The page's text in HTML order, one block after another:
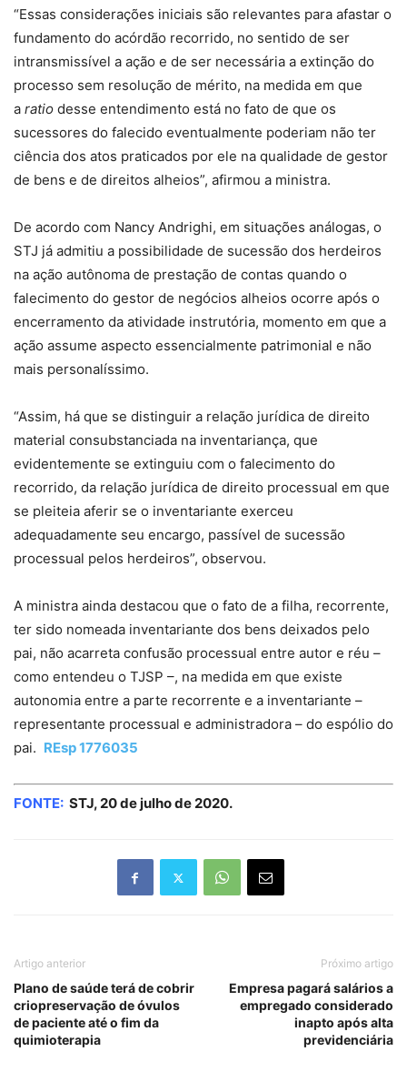
“Essas considerações iniciais são relevantes para afastar o
fundamento do acórdão recorrido, no sentido de ser
intransmissível a ação e de ser necessária a extinção do
processo sem resolução de mérito, na medida em que
a ratio desse entendimento está no fato de que os
sucessores do falecido eventualmente poderiam não ter
ciência dos atos praticados por ele na qualidade de gestor
de bens e de direitos alheios”, afirmou a ministra.
De acordo com Nancy Andrighi, em situações análogas, o
STJ já admitiu a possibilidade de sucessão dos herdeiros
na ação autônoma de prestação de contas quando o
falecimento do gestor de negócios alheios ocorre após o
encerramento da atividade instrutória, momento em que a
ação assume aspecto essencialmente patrimonial e não
mais personalíssimo.
“Assim, há que se distinguir a relação jurídica de direito
material consubstanciada na inventariança, que
evidentemente se extinguiu com o falecimento do
recorrido, da relação jurídica de direito processual em que
se pleiteia aferir se o inventariante exerceu
adequadamente seu encargo, passível de sucessão
processual pelos herdeiros”, observou.
A ministra ainda destacou que o fato de a filha, recorrente,
ter sido nomeada inventariante dos bens deixados pelo
pai, não acarreta confusão processual entre autor e réu –
como entendeu o TJSP –, na medida em que existe
autonomia entre a parte recorrente e a inventariante –
representante processual e administradora – do espólio do
pai. REsp 1776035
FONTE: STJ, 20 de julho de 2020.
Artigo anterior
Plano de saúde terá de cobrir
criopreservação de óvulos
de paciente até o fim da
quimioterapia
Próximo artigo
Empresa pagará salários a
empregado considerado
inapto após alta
previdenciária